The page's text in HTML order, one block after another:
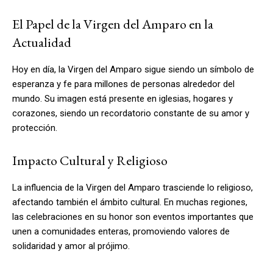
El Papel de la Virgen del Amparo en la
Actualidad
Hoy en día, la Virgen del Amparo sigue siendo un símbolo de
esperanza y fe para millones de personas alrededor del
mundo. Su imagen está presente en iglesias, hogares y
corazones, siendo un recordatorio constante de su amor y
protección.
Impacto Cultural y Religioso
La influencia de la Virgen del Amparo trasciende lo religioso,
afectando también el ámbito cultural. En muchas regiones,
las celebraciones en su honor son eventos importantes que
unen a comunidades enteras, promoviendo valores de
solidaridad y amor al prójimo.